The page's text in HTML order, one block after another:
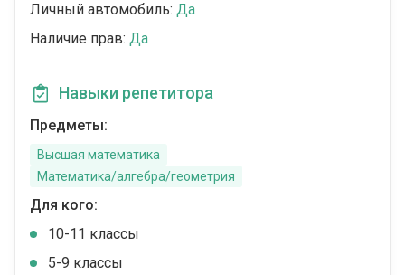
Личный автомобиль: Да
Наличие прав: Да
Навыки репетитора
Предметы:
Высшая математика
Математика/алгебра/геометрия
Для кого:
10-11 классы
5-9 классы